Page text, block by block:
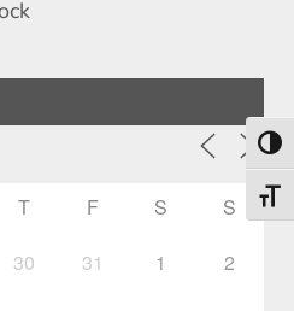
T F S S
30 31 1 2